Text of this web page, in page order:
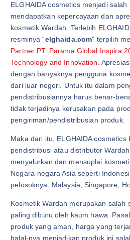
ELGHAIDA cosmetics menjadi
mendapatkan kepercayaan dan
kosmetik Wardah. Terlebih
resminya “elghaida.com” terpilih
Partner PT. Parama Global Inspira
Technology and Innovation .
dengan banyaknya pengguna
dari luar negeri. Untuk itu dalam
pendistribusiannya harus benar-
tidak terjadinya kerusakan pada
pengiriman/pendistribusian produk.
Maka dari itu, ELGHAIDA
pendistribusi atau distributor
menyalurkan dan mensuplai
Negara-negara Asia seperti
pelosoknya, Malaysia, Singapore,
Kosmetik Wardah merupakan salah
paling diburu oleh kaum hawa.
produk yang aman, harga yang
halal-nya menjadikan produk ini